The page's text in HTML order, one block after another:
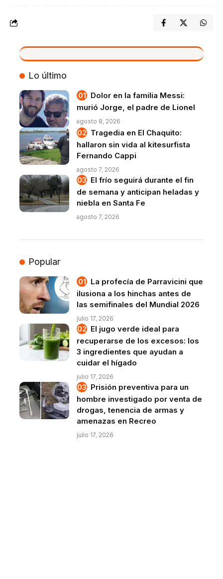
VIVO
Lo último
Dolor en la familia Messi:
murió Jorge, el padre de Lionel
agosto 8, 2026
Tragedia en El Chaquito:
hallaron sin vida al kitesurfista
Fernando Cappi
agosto 7, 2026
El frío seguirá durante el fin
de semana y anticipan heladas y
niebla en Santa Fe
agosto 7, 2026
Popular
La profecía de Parravicini que
ilusiona a los hinchas antes de
las semifinales del Mundial 2026
julio 17, 2026
El jugo verde ideal para
recuperarse de los excesos: los
3 ingredientes que ayudan a
cuidar el hígado
julio 17, 2026
Prisión preventiva para un
hombre investigado por venta de
drogas, tenencia de armas y
amenazas en Recreo
julio 17, 2026